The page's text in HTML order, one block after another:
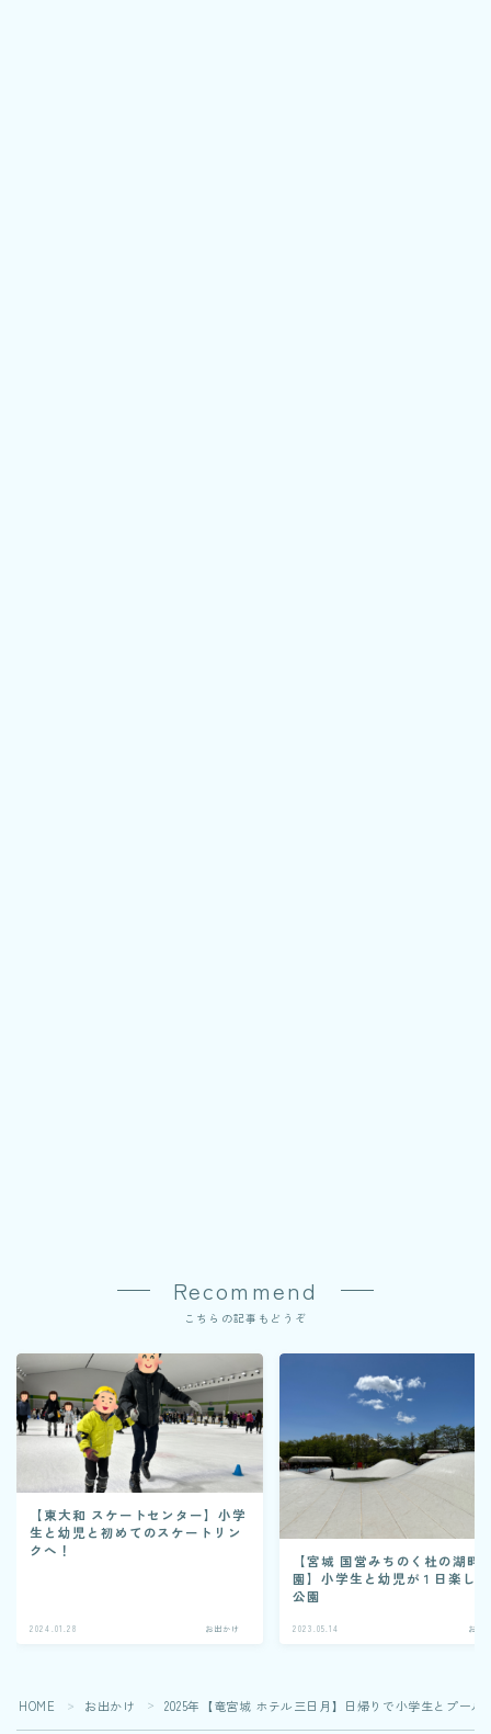
Recommend
こちらの記事もどうぞ
【東大和 スケートセンター】小学
生と幼児と初めてのスケートリン
クへ！
2024.01.28 お出かけ
【宮城 国営みちのく杜の湖畔
園】小学生と幼児が１日楽し
公園
2023.05.14 お出
HOME ＞ お出かけ ＞ 2025年【竜宮城 ホテル三日月】日帰りで小学生とプール